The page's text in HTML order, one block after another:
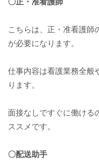
〇正・准看護師
こちらは、正・准看護師
が必要になります。
仕事内容は看護業務全般
ります。
面接なしですぐに働ける
ススメです。
〇配送助手